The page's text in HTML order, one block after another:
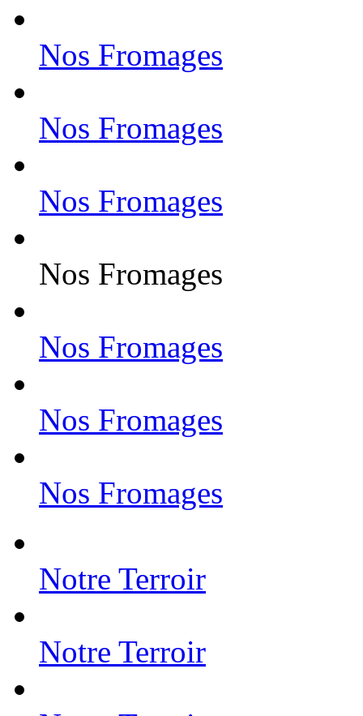
Nos Fromages
Nos Fromages
Nos Fromages
Nos Fromages
Nos Fromages
Nos Fromages
Nos Fromages
Notre Terroir
Notre Terroir